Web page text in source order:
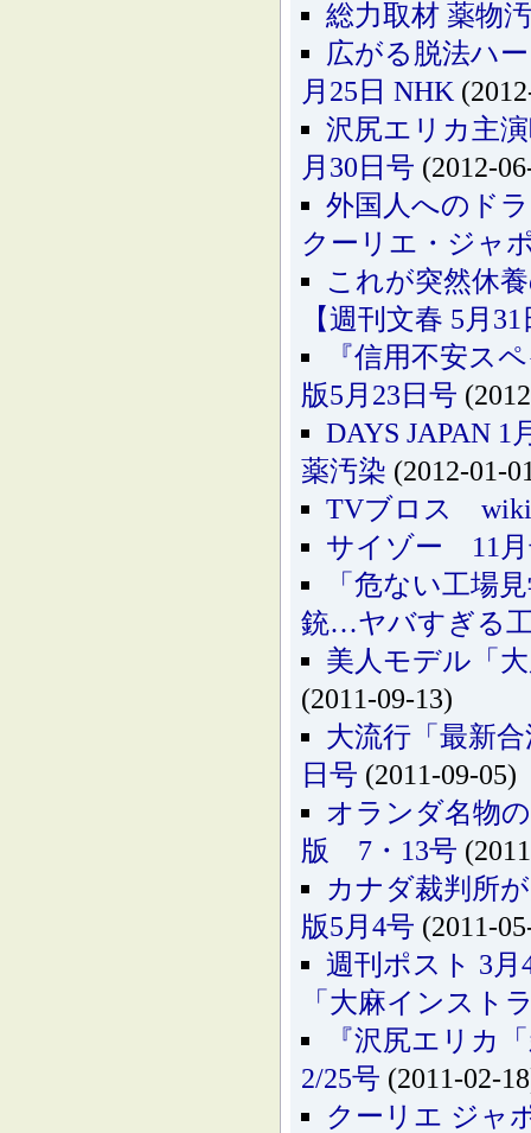
総力取材 薬物
広がる脱法ハ
月25日 NHK
沢尻エリカ主
月30日号 (2012-
外国人へのド
クーリエ・ジャ
これが突然休
【週刊文春 5月
『信用不安ス
版5月23日号
DAYS JAPAN
薬汚染 (2012-01-
TVブロス
サイゾー 11月
「危ない工場
銃…ヤバすぎる
美人モデル「
(2011-09-13)
大流行「最新
日号 (2011-09-05)
オランダ名物
版 7・13号
カナダ裁判所
版5月4号 (2011-
週刊ポスト 3
「大麻インスト
『沢尻エリカ
2/25号 (2011-02-
クーリエ ジャ